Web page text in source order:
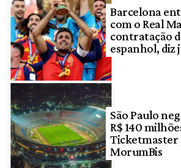
Barcelona
com o Real
contratação
espanhol, diz
São Paulo
R$ 140
Ticketmaster
MorumBis